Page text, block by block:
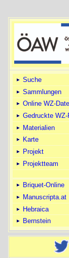
Suche
Sammlungen
Online WZ-
Gedruckte WZ-
Materialien
Karte
Projekt
Projektteam
Briquet-Online
Manuscripta.at
Hebraica
Bernstein